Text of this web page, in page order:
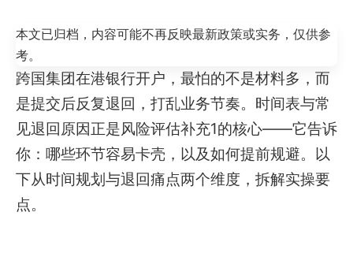
本文已归档，内容可能不再反映最新政策或实务，仅供参
考。
跨国集团在港银行开户，最怕的不是材料多，而
是提交后反复退回，打乱业务节奏。时间表与常
见退回原因正是风险评估补充1的核心——它告诉
你：哪些环节容易卡壳，以及如何提前规避。以
下从时间规划与退回痛点两个维度，拆解实操要
点。